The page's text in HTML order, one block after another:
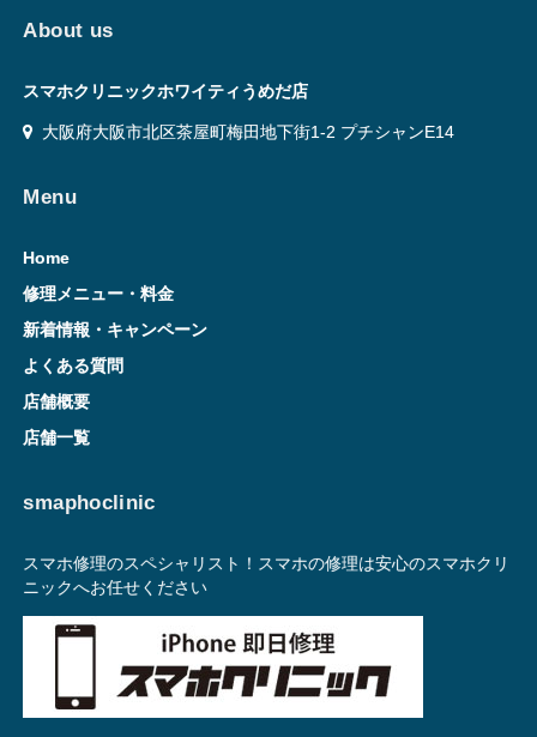
About us
スマホクリニックホワイティうめだ店
大阪府大阪市北区茶屋町梅田地下街1-2 プチシャンE14
Menu
Home
修理メニュー・料金
新着情報・キャンペーン
よくある質問
店舗概要
店舗一覧
smaphoclinic
スマホ修理のスペシャリスト！スマホの修理は安心のスマホクリ
ニックへお任せください